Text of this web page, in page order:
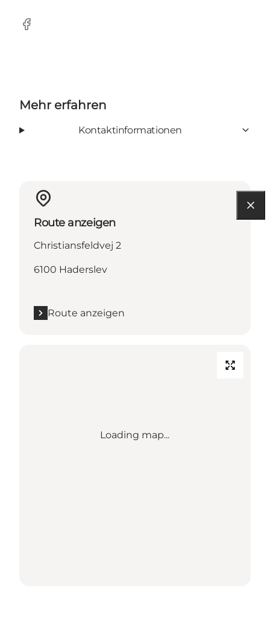
Facebook
Mehr erfahren
Kontaktinformationen
Route anzeigen
Christiansfeldvej 2
6100 Haderslev
Route anzeigen
Loading map...